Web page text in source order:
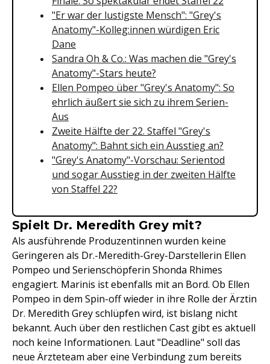
"Er war der lustigste Mensch": "Grey's
Anatomy"-Kolleg:innen würdigen Eric
Dane
Sandra Oh & Co.: Was machen die "Grey's
Anatomy"-Stars heute?
Ellen Pompeo über "Grey's Anatomy": So
ehrlich äußert sie sich zu ihrem Serien-
Aus
Zweite Hälfte der 22. Staffel "Grey's
Anatomy": Bahnt sich ein Ausstieg an?
"Grey's Anatomy"-Vorschau: Serientod
und sogar Ausstieg in der zweiten Hälfte
von Staffel 22?
Spielt Dr. Meredith Grey mit?
Als ausführende Produzentinnen wurden keine
Geringeren als Dr.-Meredith-Grey-Darstellerin Ellen
Pompeo und Serienschöpferin Shonda Rhimes
engagiert. Marinis ist ebenfalls mit an Bord. Ob Ellen
Pompeo in dem Spin-off wieder in ihre Rolle der Ärztin
Dr. Meredith Grey schlüpfen wird, ist bislang nicht
bekannt. Auch über den restlichen Cast gibt es aktuell
noch keine Informationen. Laut "Deadline" soll das
neue Ärzteteam aber eine Verbindung zum bereits